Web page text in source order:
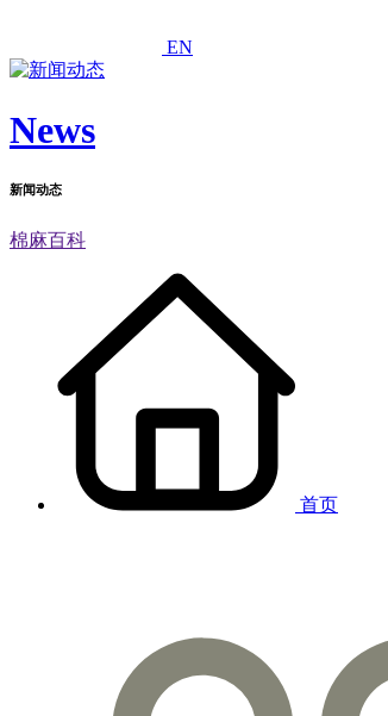
EN
News
新闻动态
棉麻百科
首页